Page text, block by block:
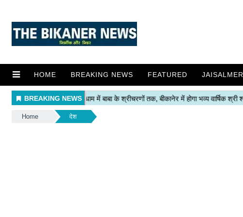
HOME BREAKING NEWS FEATURED JAISALMER
Home देश